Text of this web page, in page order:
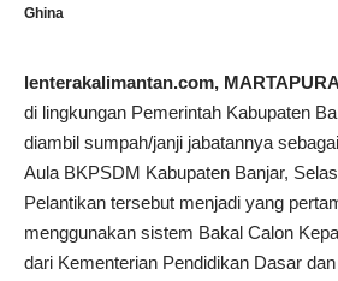
Ghina
lenterakalimantan.com, MARTAPURA
di lingkungan Pemerintah Kabupaten
diambil sumpah/janji jabatannya
Aula BKPSDM Kabupaten Banjar,
Pelantikan tersebut menjadi yang
menggunakan sistem Bakal Calon
dari Kementerian Pendidikan Dasar